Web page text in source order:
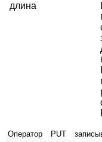
длина
Оператор PUT